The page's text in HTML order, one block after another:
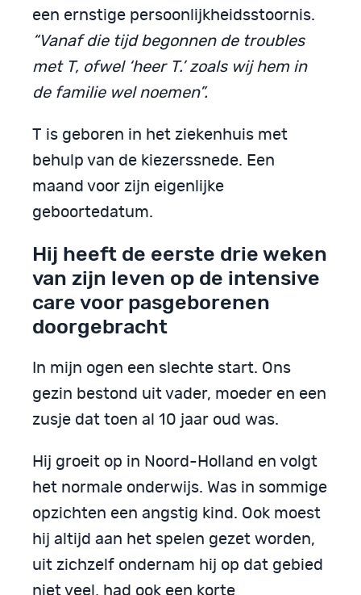
een ernstige persoonlijkheidsstoornis.
“Vanaf die tijd begonnen de troubles
met T, ofwel ‘heer T.’ zoals wij hem in
de familie wel noemen”.
T is geboren in het ziekenhuis met
behulp van de kiezerssnede. Een
maand voor zijn eigenlijke
geboortedatum.
Hij heeft de eerste drie weken
van zijn leven op de intensive
care voor pasgeborenen
doorgebracht
In mijn ogen een slechte start. Ons
gezin bestond uit vader, moeder en een
zusje dat toen al 10 jaar oud was.
Hij groeit op in Noord-Holland en volgt
het normale onderwijs. Was in sommige
opzichten een angstig kind. Ook moest
hij altijd aan het spelen gezet worden,
uit zichzelf ondernam hij op dat gebied
niet veel, had ook een korte